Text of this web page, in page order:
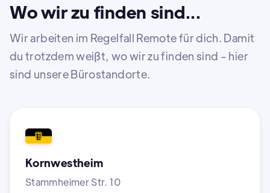
Wo wir zu finden sind...
Wir arbeiten im Regelfall Remote für dich. Damit
du trotzdem weißt, wo wir zu finden sind - hier
sind unsere Bürostandorte.
Kornwestheim
Stammheimer Str. 10